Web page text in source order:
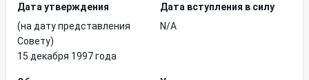
Дата утверждения
(на дату представления
Совету)
15 декабря 1997 года
Дата вступления в силу
N/A